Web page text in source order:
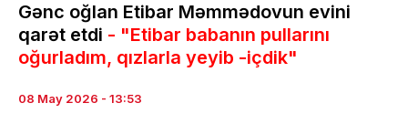
Gənc oğlan Etibar Məmmədovun evini
qarət etdi - "Etibar babanın pullarını
oğurladım, qızlarla yeyib -içdik"
08 May 2026 - 13:53